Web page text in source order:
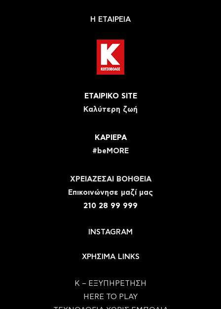
Η ΕΤΑΙΡΕΙΑ
ΕΤΑΙΡΙΚΟ SITE
Καλύτερη ζωή
ΚΑΡΙΕΡΑ
#beMORE
ΧΡΕΙΑΖΕΣΑΙ ΒΟΗΘΕΙΑ
Eπικοινώνησε μαζί μας
210 28 99 999
INSTAGRAM
ΧΡΗΣΙΜΑ LINKS
Κ – ΕΞΥΠΗΡΕΤΗΣΗ
HERE TO PLAY